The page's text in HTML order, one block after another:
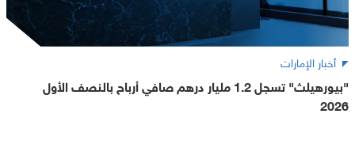
أخبار الإمارات
"بيورهيلث" تسجل 1.2 مليار درهم صافي أرباح بالنصف الأول
2026